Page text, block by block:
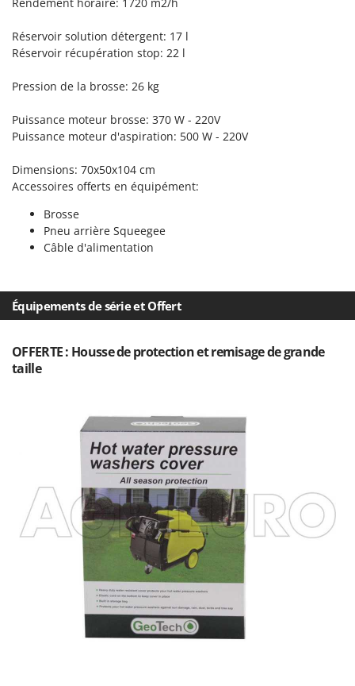
Oriental Koshin
Outdoorchef
Palazzetti
Partisani
Philips
Prismafood
Rato
Reber
Resto Italia
River Systems
Robomow
Rossofuoco
Rover Pompe
Royal Food
Réservoir solution détergent: 17 l
Réservoir récupération stop: 22 l
Pression de la brosse: 26 kg
Puissance moteur brosse: 370 W - 220V
Puissance moteur d'aspiration: 500 W - 220V
Dimensions: 70x50x104 cm
Accessoires offerts en équipément:
Brosse
Pneu arrière Squeegee
Câble d'alimentation
Équipements de série et Offert
OFFERTE : Housse de protection et remisage de grande
taille